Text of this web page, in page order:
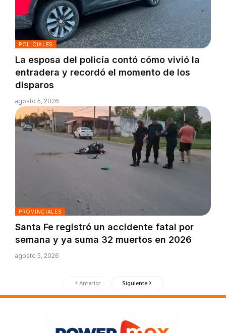
POLICIALES
La esposa del policía contó cómo vivió la
entradera y recordó el momento de los
disparos
agosto 5, 2026
PROVINCIALES
Santa Fe registró un accidente fatal por
semana y ya suma 32 muertos en 2026
agosto 5, 2026
Anterior Siguiente